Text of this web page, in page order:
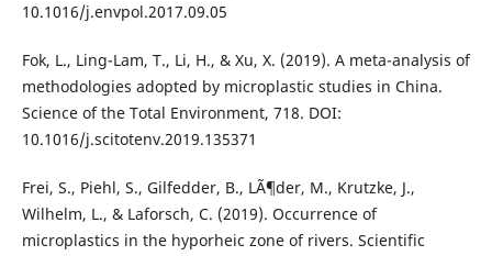
10.1016/j.envpol.2017.09.05
Fok, L., Ling-Lam, T., Li, H., & Xu, X. (2019). A meta-analysis of
methodologies adopted by microplastic studies in China.
Science of the Total Environment, 718. DOI:
10.1016/j.scitotenv.2019.135371
Frei, S., Piehl, S., Gilfedder, B., LÃ¶der, M., Krutzke, J.,
Wilhelm, L., & Laforsch, C. (2019). Occurrence of
microplastics in the hyporheic zone of rivers. Scientific